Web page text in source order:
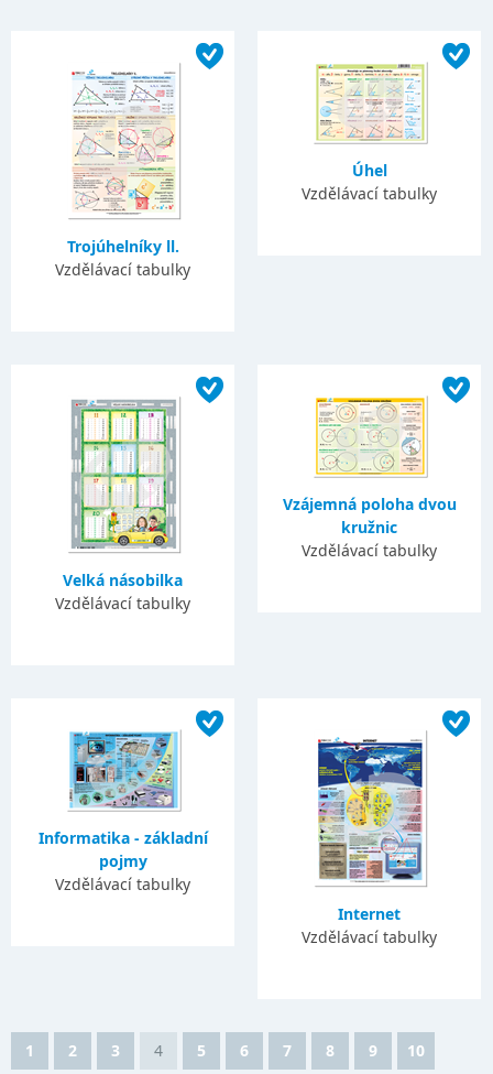
Trojúhelníky ll.
Vzdělávací tabulky
Úhel
Vzdělávací tabulky
Velká násobilka
Vzdělávací tabulky
Vzájemná poloha dvou
kružnic
Vzdělávací tabulky
Informatika - základní
pojmy
Vzdělávací tabulky
Internet
Vzdělávací tabulky
1 2 3 4 5 6 7 8 9 10